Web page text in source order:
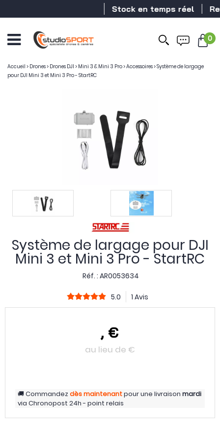
Stock en temps réel
0
Accueil > Drones> Drones DJI > Mini 3 & Mini 3 Pro>Accessoires>Système de largage
pour DJI Mini 3 et Mini 3 Pro - StartRC
Système de largage pour DJI
Mini 3 et Mini 3 Pro - StartRC
Réf. : AR0053634
5.0 1 Avis
, €
au lieu de €
Commandezdès maintenantpour une livraison mardi
via Chronopost 24h - point relais